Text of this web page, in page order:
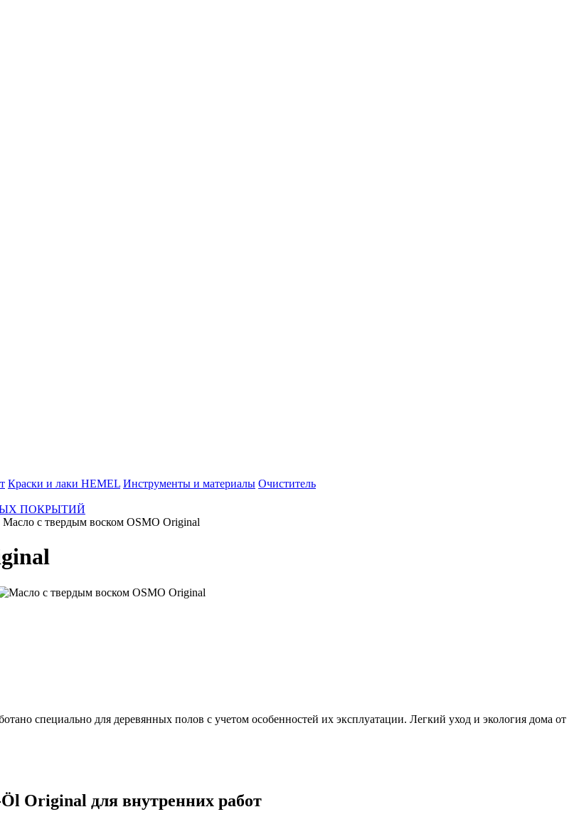
Краски и лаки HEMEL Инструменты и материалы Очиститель
ПОКРЫТИЙ
с твердым воском OSMO Original
специально для деревянных полов с учетом особенностей их эксплуатации. Легкий уход и экология дома от
Original для внутренних работ